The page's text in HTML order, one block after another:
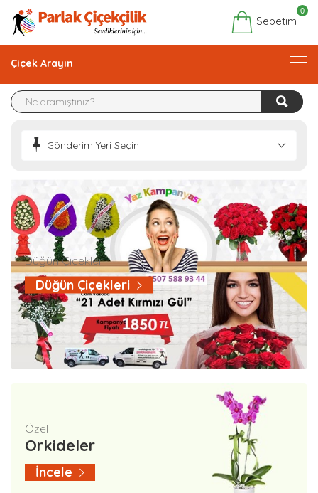
Sepetim
0
Çiçek Arayın
Gönderim Yeri Seçin
Düğün Çiçekleri
Düğün Çiçekleri
Özel
Orkideler
İncele